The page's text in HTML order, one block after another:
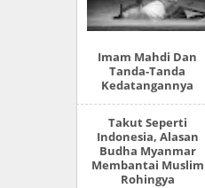
Imam Mahdi Dan
Tanda-Tanda
Kedatangannya
Takut Seperti
Indonesia, Alasan
Budha Myanmar
Membantai Muslim
Rohingya